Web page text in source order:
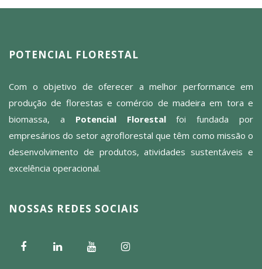
POTENCIAL FLORESTAL
Com o objetivo de oferecer a melhor performance em
produção de florestas e comércio de madeira em tora e
biomassa, a Potencial Florestalfoi fundada por
empresários do setor agroflorestal que têm como missão o
desenvolvimento de produtos, atividades sustentáveis e
excelência operacional.
NOSSAS REDES SOCIAIS